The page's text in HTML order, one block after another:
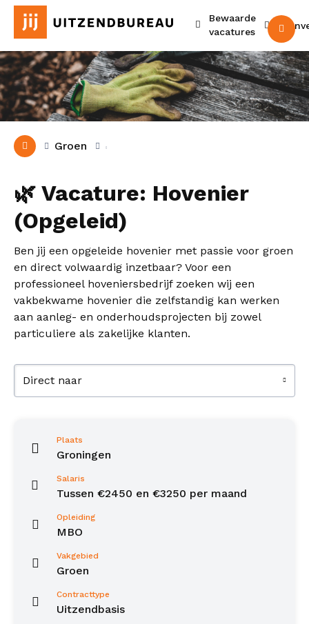
Bewaarde
vacatures
Groen
🌿 Vacature: Hovenier
(Opgeleid)
Ben jij een opgeleide hovenier met passie voor groen
en direct volwaardig inzetbaar? Voor een
professioneel hoveniersbedrijf zoeken wij een
vakbekwame hovenier die zelfstandig kan werken
aan aanleg- en onderhoudsprojecten bij zowel
particuliere als zakelijke klanten.
Direct naar
Plaats
Groningen
Salaris
Tussen €2450 en €3250 per maand
Opleiding
MBO
Vakgebied
Groen
Contracttype
Uitzendbasis